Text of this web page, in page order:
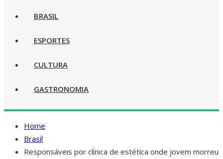
BRASIL
ESPORTES
CULTURA
GASTRONOMIA
Home
Brasil
Responsáveis por clínica de estética onde jovem morreu